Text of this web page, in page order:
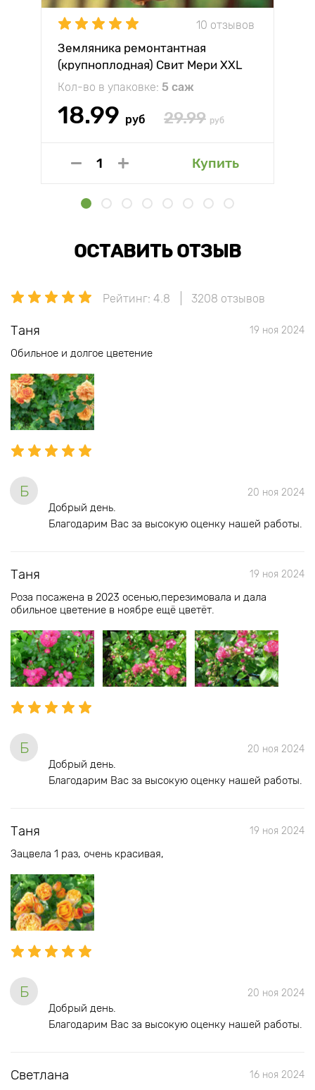
10 отзывов
Земляника ремонтантная
(крупноплодная) Свит Мери XXL
Кол-во в упаковке: 5 саж
18.99 руб 29.99 руб
Купить
ОСТАВИТЬ ОТЗЫВ
Рейтинг: 4.8 3208 отзывов
Таня 19 ноя 2024
Обильное и долгое цветение
Б 20 ноя 2024
Добрый день.
Благодарим Вас за высокую оценку нашей работы.
Таня 19 ноя 2024
Роза посажена в 2023 осенью,перезимовала и дала
обильное цветение в ноябре ещё цветёт.
Б 20 ноя 2024
Добрый день.
Благодарим Вас за высокую оценку нашей работы.
Таня 19 ноя 2024
Зацвела 1 раз, очень красивая,
Б 20 ноя 2024
Добрый день.
Благодарим Вас за высокую оценку нашей работы.
Светлана 16 ноя 2024